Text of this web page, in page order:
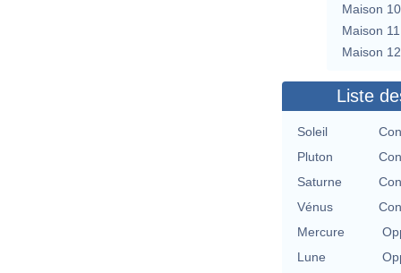
Maison 10
Maison 11
Maison 12
Liste
Soleil
Pluton
Saturne
Vénus
Mercure
Lune